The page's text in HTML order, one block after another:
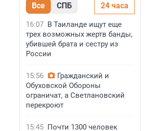
Все СПБ 24 часа
16:07 В Таиланде ищут еще
трех возможных жертв банды,
убившей брата и сестру из
России
15:56
Гражданский и
Обуховской Обороны
ограничат, а Светлановский
перекроют
15:45 Почти 1300 человек